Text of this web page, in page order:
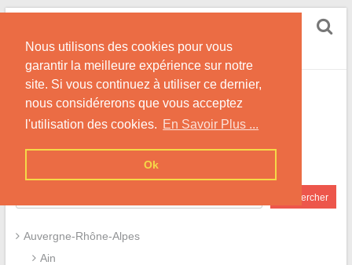
Nous utilisons des cookies pour vous
garantir la meilleure expérience sur notre
site. Si vous continuez à utiliser ce dernier,
nous considérerons que vous acceptez
l'utilisation des cookies. En Savoir Plus ...
Ok
Skip
content
Site Pour des Rencontres avec des Métisses !
Rechercher
Rechercher
Auvergne-Rhône-Alpes
Ain